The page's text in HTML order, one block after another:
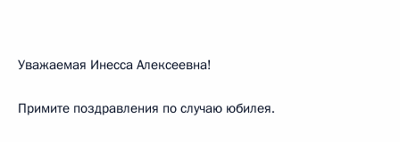
Уважаемая Инесса Алексеевна!
Примите поздравления по случаю юбилея.